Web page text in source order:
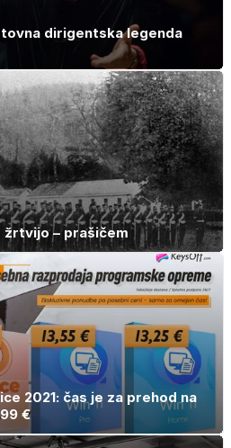
dirigentska legenda
– prašičem
2021: čas je za prehod na
€